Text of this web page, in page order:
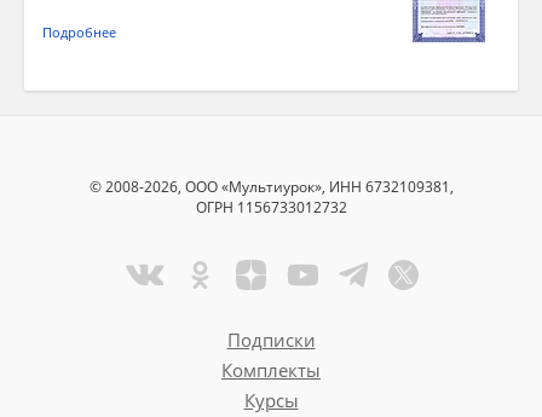
Подробнее
© 2008-2026, ООО «Мультиурок», ИНН 6732109381,
ОГРН 1156733012732
Подписки
Комплекты
Курсы